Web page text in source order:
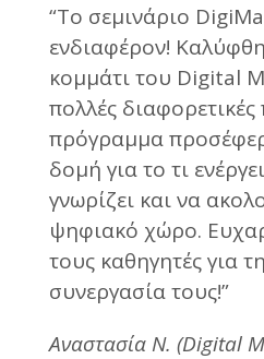
“Το σεμινάριο
ενδιαφέρον!
κομμάτι του Digital
πολλές
πρόγραμμα
δομή για το τι
γνωρίζει και να
ψηφιακό χώρο.
τους καθηγητές για
συνεργασία τους!”
Αναστασία Ν. (Digital